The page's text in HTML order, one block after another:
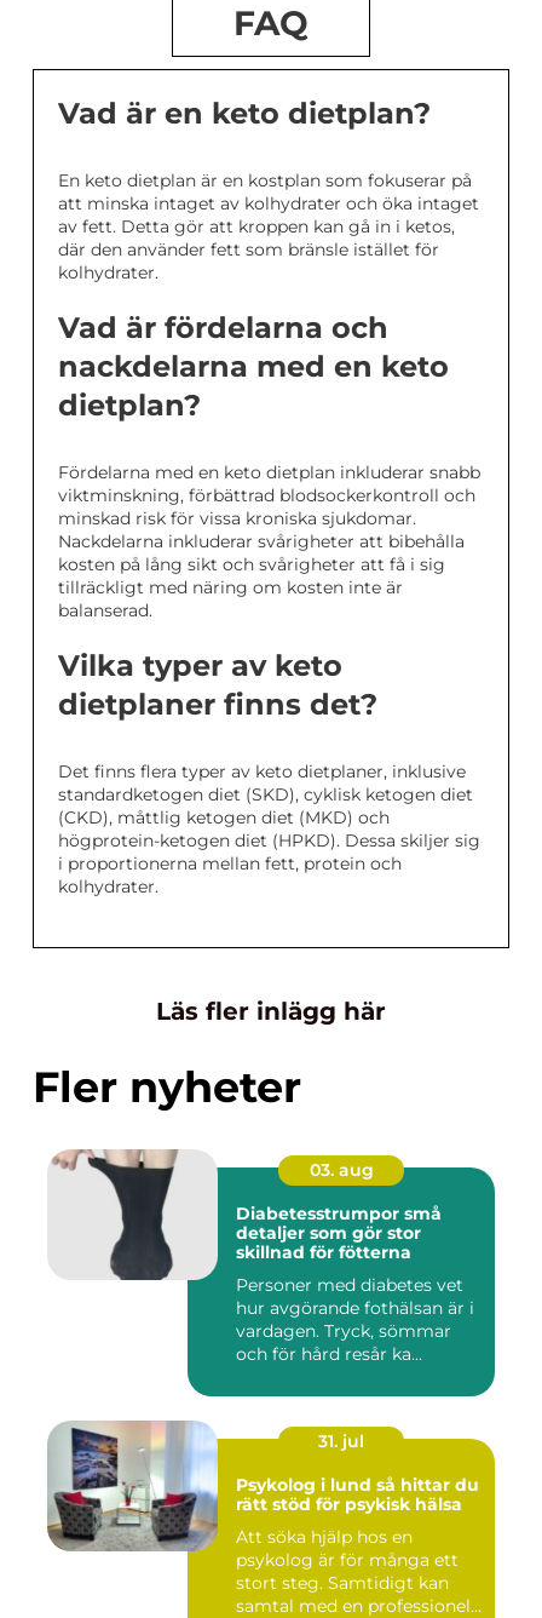
FAQ
Vad är en keto dietplan?
En keto dietplan är en kostplan som fokuserar på
att minska intaget av kolhydrater och öka intaget
av fett. Detta gör att kroppen kan gå in i ketos,
där den använder fett som bränsle istället för
kolhydrater.
Vad är fördelarna och
nackdelarna med en keto
dietplan?
Fördelarna med en keto dietplan inkluderar snabb
viktminskning, förbättrad blodsockerkontroll och
minskad risk för vissa kroniska sjukdomar.
Nackdelarna inkluderar svårigheter att bibehålla
kosten på lång sikt och svårigheter att få i sig
tillräckligt med näring om kosten inte är
balanserad.
Vilka typer av keto
dietplaner finns det?
Det finns flera typer av keto dietplaner, inklusive
standardketogen diet (SKD), cyklisk ketogen diet
(CKD), måttlig ketogen diet (MKD) och
högprotein-ketogen diet (HPKD). Dessa skiljer sig
i proportionerna mellan fett, protein och
kolhydrater.
Läs fler inlägg här
Fler nyheter
03. aug
Diabetesstrumpor små
detaljer som gör stor
skillnad för fötterna
Personer med diabetes vet
hur avgörande fothälsan är i
vardagen. Tryck, sömmar
och för hård resår ka...
31. jul
Psykolog i lund så hittar du
rätt stöd för psykisk hälsa
Att söka hjälp hos en
psykolog är för många ett
stort steg. Samtidigt kan
samtal med en professionel...